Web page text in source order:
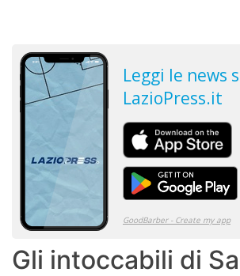
Gli intoccabili di